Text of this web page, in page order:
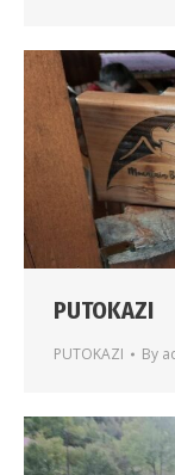
PUTOKAZI
PUTOKAZI By